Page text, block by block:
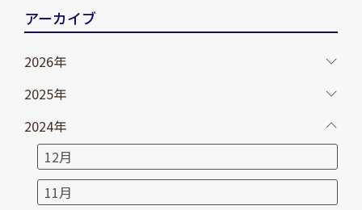
アーカイブ
2026年
2025年
2024年
12月
11月